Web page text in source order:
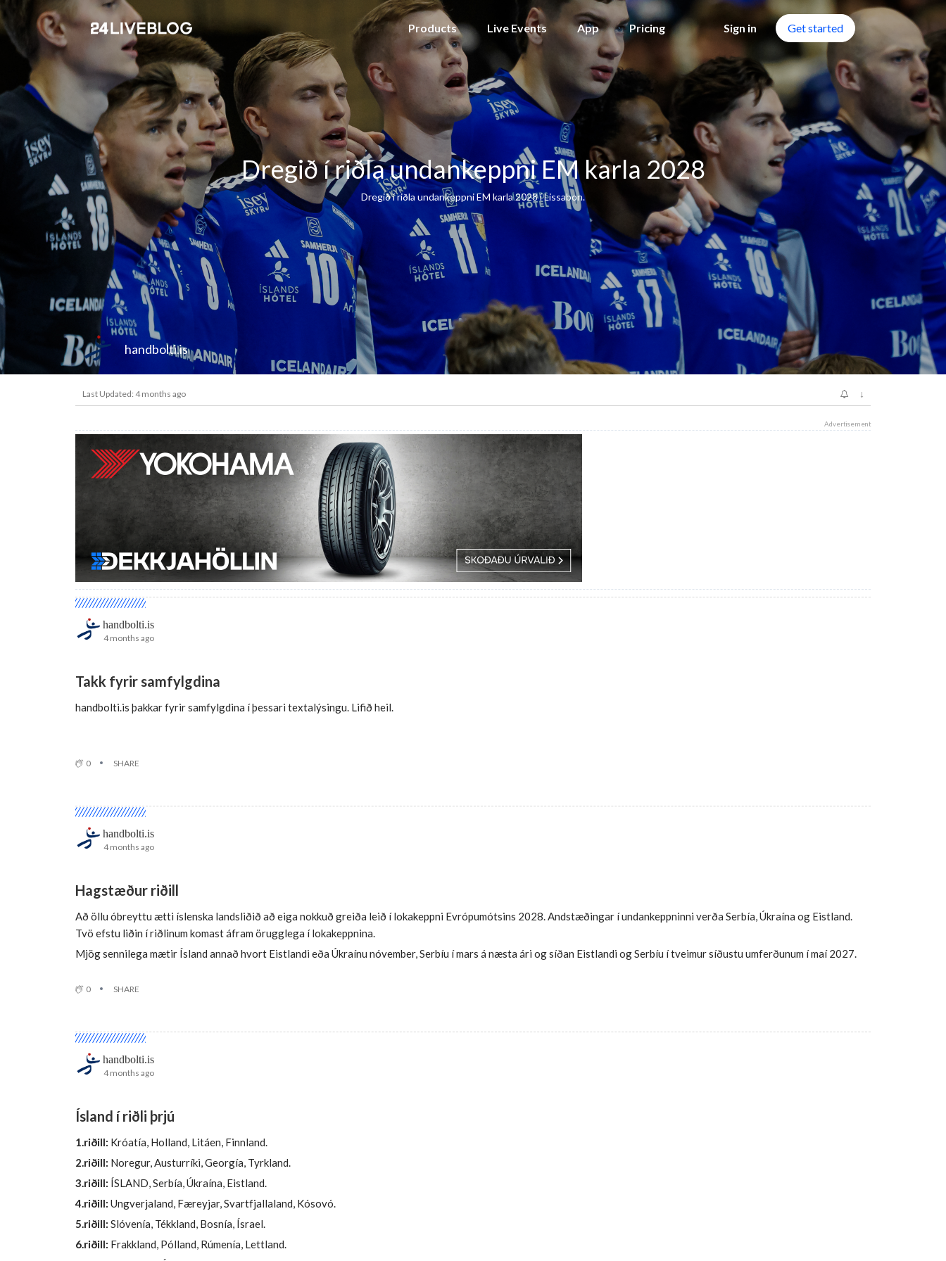
Products Live Events App Pricing Sign in Get started
Dregið í riðla undankeppni EM karla 2028
Dregið í riðla undankeppni EM karla 2028 í Lissabon.
handbolti.is
Last Updated: 4 months ago ↓
Advertisement
4 months ago
handbolti.is
Takk fyrir samfylgdina
handbolti.is þakkar fyrir samfylgdina í þessari textalýsingu. Lifið heil.
0 SHARE
4 months ago
handbolti.is
Hagstæður riðill
Að öllu óbreyttu ætti íslenska landsliðið að eiga nokkuð greiða leið í lokakeppni Evrópumótsins 2028. Andstæðingar í undankeppninni verða Serbía, Úkraína og Eistland.
Tvö efstu liðin í riðlinum komast áfram örugglega í lokakeppnina.
Mjög sennilega mætir Ísland annað hvort Eistlandi eða Úkraínu nóvember, Serbíu í mars á næsta ári og síðan Eistlandi og Serbíu í tveimur síðustu umferðunum í maí 2027.
0 SHARE
4 months ago
handbolti.is
Ísland í riðli þrjú
1.riðill: Króatía, Holland, Litáen, Finnland.
2.riðill: Noregur, Austurríki, Georgía, Tyrkland.
3.riðill: ÍSLAND, Serbía, Úkraína, Eistland.
4.riðill: Ungverjaland, Færeyjar, Svartfjallaland, Kósovó.
5.riðill: Slóvenía, Tékkland, Bosnía, Ísrael.
6.riðill: Frakkland, Pólland, Rúmenía, Lettland.